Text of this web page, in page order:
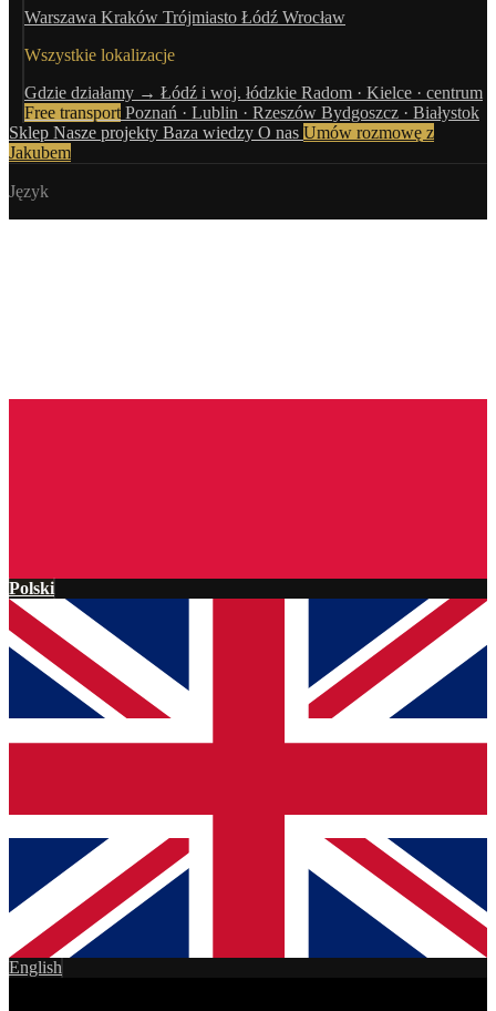
Warszawa Kraków Trójmiasto Łódź Wrocław
Wszystkie lokalizacje
Gdzie działamy → Łódź i woj. łódzkie Radom · Kielce · centrum
Free transport Poznań · Lublin · Rzeszów Bydgoszcz · Białystok
Sklep Nasze projekty Baza wiedzy O nas Umów rozmowę z
Jakubem
Język
Polski
English